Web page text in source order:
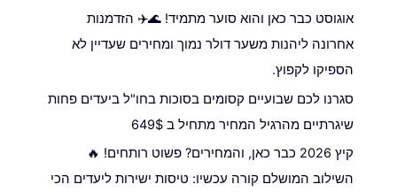
אוגוסט כבר כאן והוא סוער מתמיד! 🌊✈️ הזדמנות
אחרונה ליהנות משער דולר נמוך ומחירים שעדיין לא
הספיקו לקפוץ.
סגרנו לכם שבועיים קסומים בסוכות בחו"ל ביעדים פחות
שיגרתיים מהרגיל המחיר מתחיל ב 649$
קיץ 2026 כבר כאן, והמחירים? פשוט רותחים! 🔥
השילוב המושלם קורה עכשיו: טיסות ישירות ליעדים הכי